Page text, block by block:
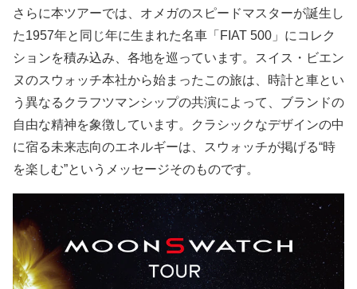
さらに本ツアーでは、オメガのスピードマスターが誕生し
た1957年と同じ年に生まれた名車「FIAT 500」にコレク
ションを積み込み、各地を巡っています。スイス・ビエン
ヌのスウォッチ本社から始まったこの旅は、時計と車とい
う異なるクラフツマンシップの共演によって、ブランドの
自由な精神を象徴しています。クラシックなデザインの中
に宿る未来志向のエネルギーは、スウォッチが掲げる“時
を楽しむ”というメッセージそのものです。